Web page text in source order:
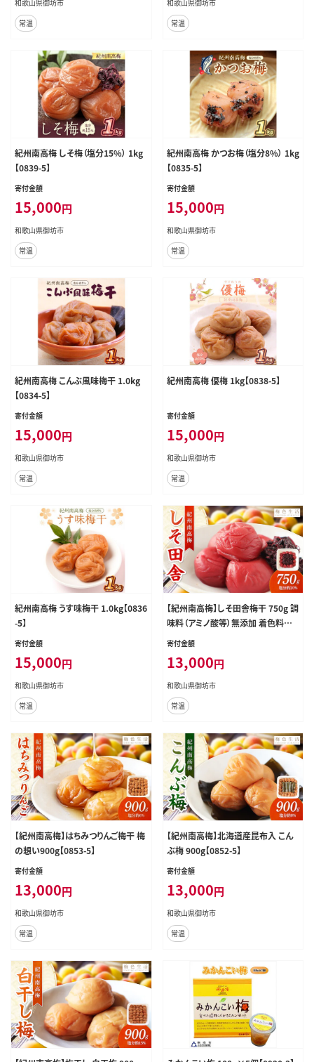
和歌山県御坊市
常温
和歌山県御坊市
常温
紀州南高梅 しそ梅（塩分15%） 1kg
【0839-5】
寄付金額
15,000円
和歌山県御坊市
常温
紀州南高梅 かつお梅（塩分8%） 1kg
【0835-5】
寄付金額
15,000円
和歌山県御坊市
常温
紀州南高梅 こんぶ風味梅干 1.0kg
【0834-5】
寄付金額
15,000円
和歌山県御坊市
常温
紀州南高梅 優梅 1kg【0838-5】
寄付金額
15,000円
和歌山県御坊市
常温
紀州南高梅 うす味梅干 1.0kg【0836
-5】
寄付金額
15,000円
和歌山県御坊市
常温
【紀州南高梅】しそ田舎梅干 750g 調
味料（アミノ酸等）無添加 着色料無
添加【0850-4】
寄付金額
13,000円
和歌山県御坊市
常温
【紀州南高梅】はちみつりんご梅干 梅
の想い900g【0853-5】
寄付金額
13,000円
和歌山県御坊市
常温
【紀州南高梅】北海道産昆布入 こん
ぶ梅 900g【0852-5】
寄付金額
13,000円
和歌山県御坊市
常温